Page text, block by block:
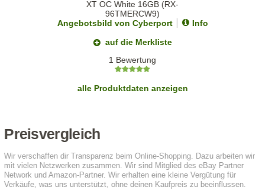
Angebotsbild von Cyberport
Info
auf die Merkliste
1 Bewertung
alle Produktdaten anzeigen
Preisvergleich
Wir verschaffen dir Transparenz beim Online-Shopping. Dazu arbeiten wir
mit vielen Netzwerken zusammen. Wir sind Mitglied des eBay Partner
Network und Amazon-Partner. Wir erhalten eine kleine Vergütung für
Verkäufe, was uns unterstützt, ohne deinen Kaufpreis zu beeinflussen.